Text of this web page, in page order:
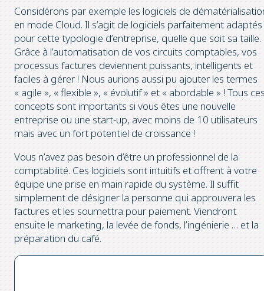
Considérons par exemple les logiciels de
en mode Cloud. Il s’agit de logiciels parfaitement adaptés
pour cette typologie d’entreprise, quelle que soit sa taille.
Grâce à l’automatisation de vos circuits comptables, vos
processus factures deviennent puissants, intelligents et
faciles à gérer ! Nous aurions aussi pu ajouter les termes
« agile », « flexible », « évolutif » et « abordable » ! Tous
concepts sont importants si vous êtes une nouvelle
entreprise ou une start-up, avec moins de 10 utilisateurs
mais avec un fort potentiel de croissance !
Vous n’avez pas besoin d’être un professionnel de la
comptabilité. Ces logiciels sont intuitifs et offrent à votre
équipe une prise en main rapide du système. Il suffit
simplement de désigner la personne qui approuvera les
factures et les soumettra pour paiement. Viendront
ensuite le marketing, la levée de fonds, l’ingénierie … et la
préparation du café.